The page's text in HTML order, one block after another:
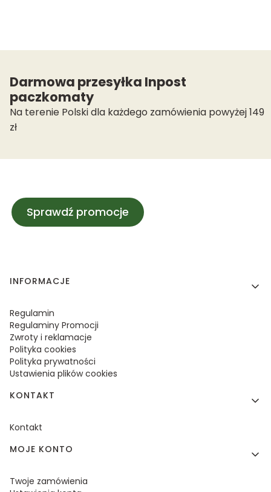
Darmowa przesyłka Inpost
paczkomaty
Na terenie Polski dla każdego zamówienia powyżej 149
zł
Sprawdź promocje
Linki w stopce
INFORMACJE
Regulamin
Regulaminy Promocji
Zwroty i reklamacje
Polityka cookies
Polityka prywatności
Ustawienia plików cookies
KONTAKT
Kontakt
MOJE KONTO
Twoje zamówienia